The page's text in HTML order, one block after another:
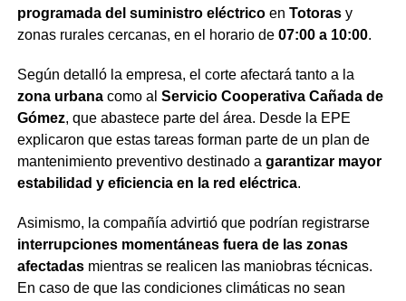
programada del suministro eléctricoen Totorasy
zonas rurales cercanas, en el horario de 07:00 a 10:00.
Según detalló la empresa, el corte afectará tanto a la
zona urbanacomo al Servicio Cooperativa Cañada de
Gómez, que abastece parte del área. Desde la EPE
explicaron que estas tareas forman parte de un plan de
mantenimiento preventivo destinado a garantizar mayor
estabilidad y eficiencia en la red eléctrica.
Asimismo, la compañía advirtió que podrían registrarse
interrupciones momentáneas fuera de las zonas
afectadasmientras se realicen las maniobras técnicas.
En caso de que las condiciones climáticas no sean